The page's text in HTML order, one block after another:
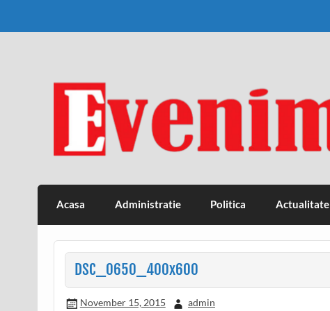
Eveniment Valcean
Acasa Administratie Politica Actualitate
DSC_0650_400x600
November 15, 2015 admin